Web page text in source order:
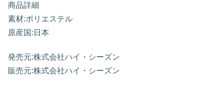
商品詳細
素材:ポリエステル
原産国:日本
発売元:株式会社ハイ・シーズン
販売元:株式会社ハイ・シーズン